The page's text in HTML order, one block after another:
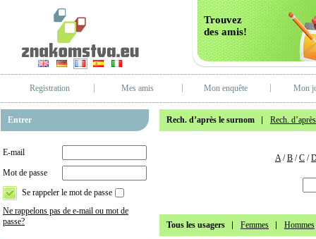
Trouvez
des amis!
Registration Mes amis Mon enquête Mon
Entrer
E-mail
Mot de passe
Se rappeler le mot de passe
Ne rappelons pas de e-mail ou mot de
passe?
Rech. d’après le surnom Rech.
A/B /C /
Tous les usagers Femmes Hommes